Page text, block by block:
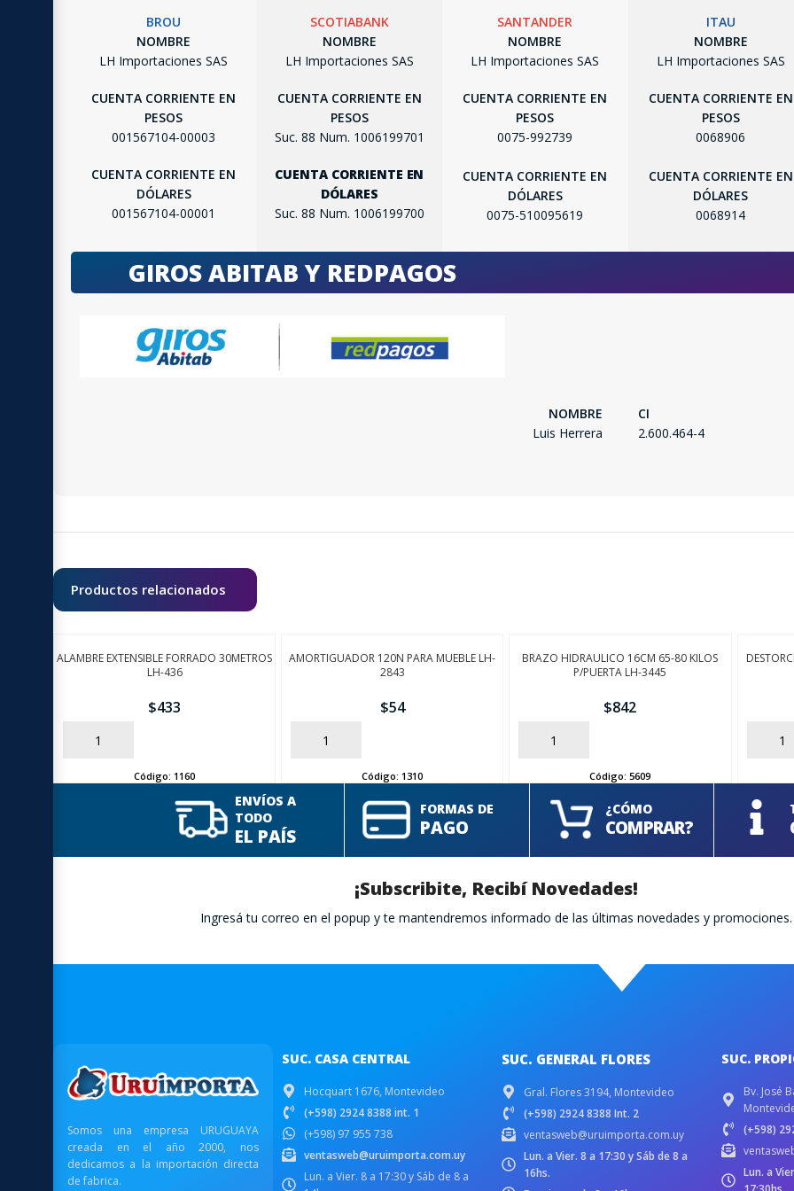
BROU
NOMBRE
LH Importaciones SAS
CUENTA CORRIENTE EN
PESOS
001567104-00003
CUENTA CORRIENTE EN
DÓLARES
001567104-00001
SCOTIABANK
NOMBRE
LH Importaciones SAS
CUENTA CORRIENTE EN
PESOS
Suc. 88 Num. 1006199701
CUENTA CORRIENTE EN
DÓLARES
Suc. 88 Num. 1006199700
SANTANDER
NOMBRE
LH Importaciones SAS
CUENTA CORRIENTE EN
PESOS
0075-992739
CUENTA CORRIENTE EN
DÓLARES
0075-510095619
ITAU
NOMBRE
LH Importaciones SAS
CUENTA CORRIENTE EN
PESOS
0068906
CUENTA CORRIENTE EN
DÓLARES
0068914
GIROS ABITAB Y REDPAGOS
NOMBRE
Luis Herrera
CI
2.600.464-4
Productos relacionados
ALAMBRE EXTENSIBLE FORRADO 30METROS
LH-436
$433
AÑADIR
Código:1160
AMORTIGUADOR 120N PARA MUEBLE LH-
2843
$54
AÑADIR
Código:1310
BRAZO HIDRAULICO 16CM 65-80 KILOS
P/PUERTA LH-3445
$842
AÑADIR
Código:5609
AÑADIR
ENVÍOS A
TODO
EL PAÍS
FORMAS DE
PAGO
¿CÓMO
COMPRAR?
¡Subscribite, Recibí Novedades!
Ingresá tu correo en el popup y te mantendremos informado de las últimas novedades y promociones.
Somos una empresa URUGUAYA
creada en el año 2000, nos
dedicamos a la importación directa
de fabrica.
SUC. CASA CENTRAL
Hocquart 1676, Montevideo
(+598) 2924 8388 int. 1
(+598) 97 955 738
ventasweb@uruimporta.com.uy
Lun. a Vier. 8 a 17:30 y Sáb de 8 a
SUC. GENERAL FLORES
Gral. Flores 3194, Montevideo
(+598) 2924 8388 Int. 2
ventasweb@uruimporta.com.uy
Lun. a Vier. 8 a 17:30 y Sáb de 8 a
16hs.
SUC.
Bv. José
(+598)
Lun. a
SEGUÍ COMPRANDO